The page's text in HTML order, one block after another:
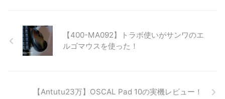
【400-MA092】トラボ使いがサンワのエ
ルゴマウスを使った！
【Antutu23万】OSCAL Pad 10の実機レビュー！